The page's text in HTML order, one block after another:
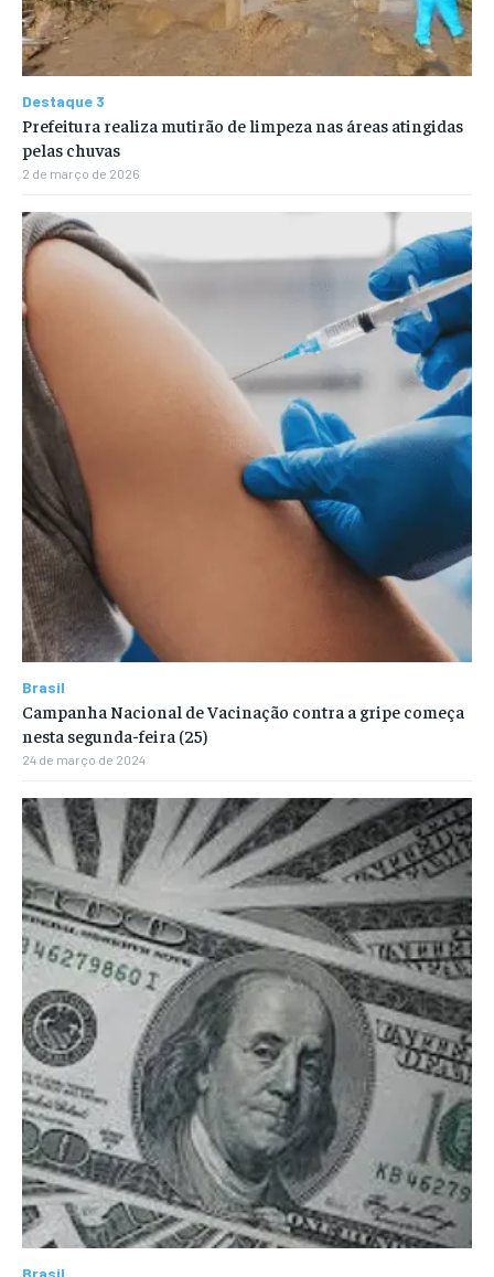
Destaque 3
Prefeitura realiza mutirão de limpeza nas áreas atingidas
pelas chuvas
2 de março de 2026
Brasil
Campanha Nacional de Vacinação contra a gripe começa
nesta segunda-feira (25)
24 de março de 2024